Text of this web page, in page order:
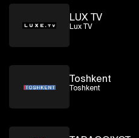
LUX TV
Lux TV
Toshkent
Toshkent